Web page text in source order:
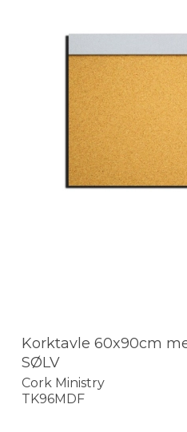
Korktavle 60x90cm
SØLV
Cork Ministry
TK96MDF